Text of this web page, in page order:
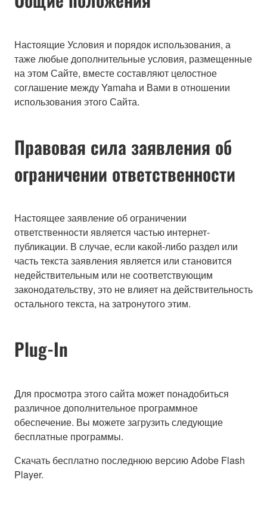
Настоящие Условия и порядок использования, а
таже любые дополнительные условия, размещенные
на этом Сайте, вместе составляют целостное
соглашение между Yamaha и Вами в отношении
использования этого Сайта.
Правовая сила заявления об
ограничении ответственности
Настоящее заявление об ограничении
ответственности является частью интернет-
публикации. В случае, если какой-либо раздел или
часть текста заявления является или становится
недействительным или не соответствующим
законодательству, это не влияет на действительность
остального текста, на затронутого этим.
Plug-In
Для просмотра этого сайта может понадобиться
различное дополнительное программное
обеспечение. Вы можете загрузить следующие
бесплатные программы.
Скачать бесплатно последнюю версию Adobe Flash
Player.